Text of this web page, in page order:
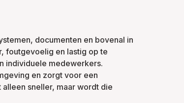
documenten en bovenal in
foutgevoelig en lastig op te
individuele medewerkers.
en zorgt voor een
sneller, maar wordt die